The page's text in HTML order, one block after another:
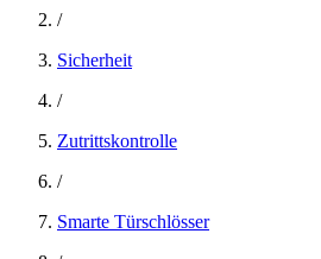
/
Sicherheit
/
Zutrittskontrolle
/
Smarte Türschlösser